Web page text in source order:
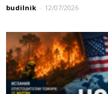
budilnik - 12/07/2026